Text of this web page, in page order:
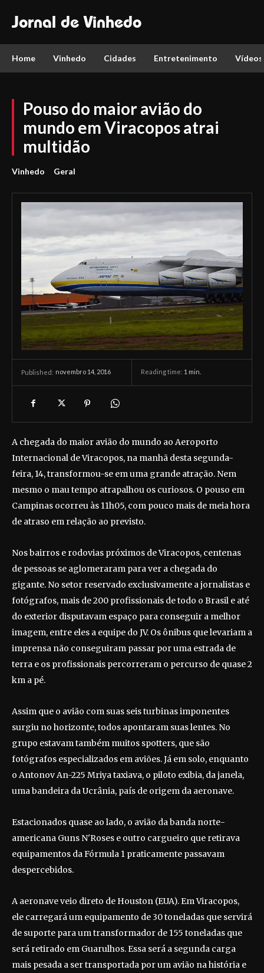
Jornal de Vinhedo
Home Vinhedo Cidades Entretenimento Vídeos
Pouso do maior avião do
mundo em Viracopos atrai
multidão
Vinhedo Geral
Published: novembro 14, 2016 Reading time: 1 min.
A chegada do maior avião do mundo ao Aeroporto
Internacional de Viracopos, na manhã desta segunda-
feira, 14, transformou-se em uma grande atração. Nem
mesmo o mau tempo atrapalhou os curiosos. O pouso em
Campinas ocorreu às 11h05, com pouco mais de meia hora
de atraso em relação ao previsto.
Nos bairros e rodovias próximos de Viracopos, centenas
de pessoas se aglomeraram para ver a chegada do
gigante. No setor reservado exclusivamente a jornalistas e
fotógrafos, mais de 200 profissionais de todo o Brasil e até
do exterior disputavam espaço para conseguir a melhor
imagem, entre eles a equipe do JV. Os ônibus que levariam a
imprensa não conseguiram passar por uma estrada de
terra e os profissionais percorreram o percurso de quase 2
km a pé.
Assim que o avião com suas seis turbinas imponentes
surgiu no horizonte, todos apontaram suas lentes. No
grupo estavam também muitos spotters, que são
fotógrafos especializados em aviões. Já em solo, enquanto
o Antonov An-225 Mriya taxiava, o piloto exibia, da janela,
uma bandeira da Ucrânia, país de origem da aeronave.
Estacionados quase ao lado, o avião da banda norte-
americana Guns N'Roses e outro cargueiro que retirava
equipamentos da Fórmula 1 praticamente passavam
despercebidos.
A aeronave veio direto de Houston (EUA). Em Viracopos,
ele carregará um equipamento de 30 toneladas que servirá
de suporte para um transformador de 155 toneladas que
será retirado em Guarulhos. Essa será a segunda carga
mais pesada a ser transportada por um avião na história e